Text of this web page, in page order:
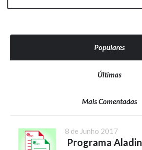
Populares
Últimas
Mais Comentadas
8 de Junho 2017
Programa Aladin